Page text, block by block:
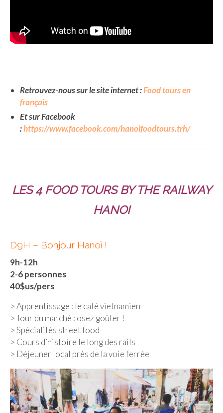
Kamakura
Nikko
Cameron Highlands
Singapour
Vietnam
Baie d’Halong
Hanoi
Hué
Mai Chau
Mu Cang Chai
Retrouvez-nous sur le site internet :Food tours en
français
Et sur Facebook
:https://www.facebook.com/hanoifoodtours.trh/
LES 4 FOOD TOURS BY THE RAILWAY
HANOI
D9H – Bonjour Hanoï !
9h-12h
2-6 personnes
40$us/pers
> Apprentissage : le café vietnamien
> Tour du marché : osez goûter !
> Spécialités street food
> Cours d’histoire le long des rails
> Déjeuner local près de la voie ferrée